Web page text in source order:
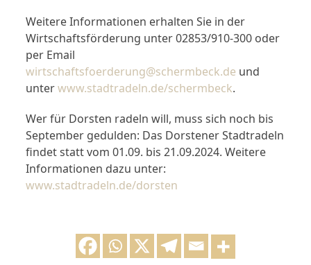
Weitere Informationen erhalten Sie in der
Wirtschaftsförderung unter 02853/910-300 oder
per Email
wirtschaftsfoerderung@schermbeck.de und
unterwww.stadtradeln.de/schermbeck.
Wer für Dorsten radeln will, muss sich noch bis
September gedulden: Das Dorstener Stadtradeln
findet statt vom 01.09. bis 21.09.2024. Weitere
Informationen dazu unter:
www.stadtradeln.de/dorsten